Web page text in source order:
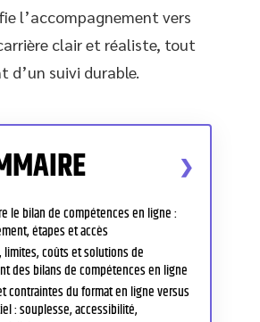
l’accompagnement vers
clair et réaliste, tout
d’un suivi durable.
le bilan de compétences en ligne :
étapes et accès
limites, coûts et solutions de
des bilans de compétences en ligne
contraintes du format en ligne versus
: souplesse, accessibilité,